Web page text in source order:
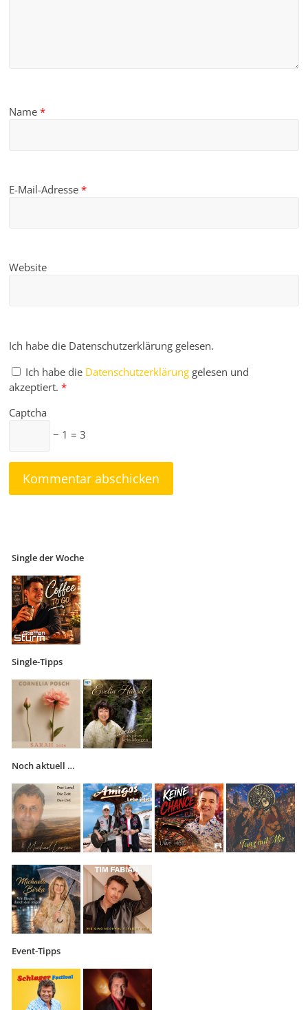
Name*
E-Mail-Adresse*
Website
Ich habe die Datenschutzerklärung gelesen.
Ich habe die Datenschutzerklärung gelesen und
akzeptiert. *
Captcha
− 1 = 3
Single der Woche
Single-Tipps
Noch aktuell …
Event-Tipps